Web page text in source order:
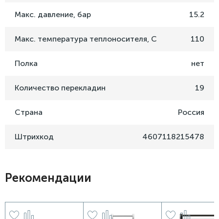
Макс. давление, бар 15.2
Макс. температура теплоносителя, C 110
Полка нет
Количество перекладин 19
Страна Россия
Штрихкод 4607118215478
Рекомендации